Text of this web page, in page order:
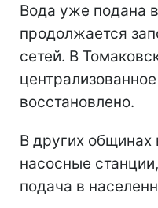
Вода уже подана
продолжается
сетей. В
восстановлено.
В других общинах
насосные
подача в